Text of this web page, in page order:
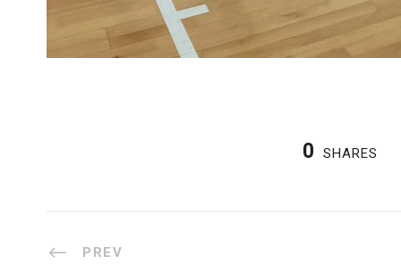
0 SHARES
PREV